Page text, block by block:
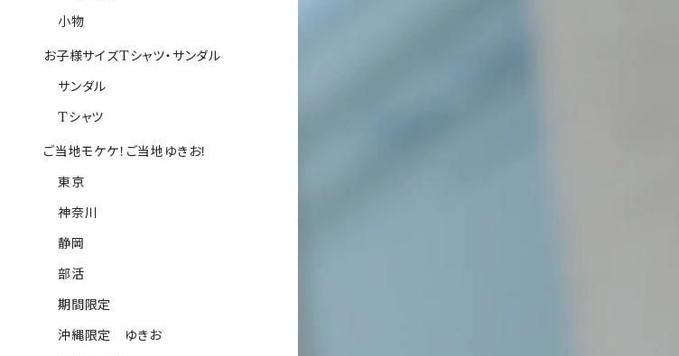
小物
お子様サイズTシャツ・サンダル
サンダル
Tシャツ
ご当地モケケ！ご当地ゆきお！
東京
神奈川
静岡
部活
期間限定
沖縄限定 ゆきお